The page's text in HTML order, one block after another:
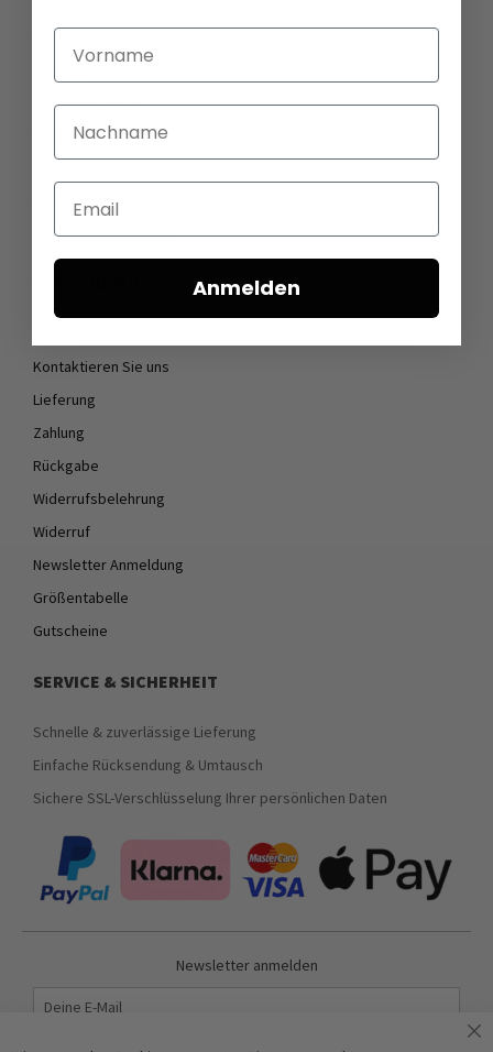
Über uns
Öffnungszeiten
Datenschutz
AGB
Cookie Einstellungen
Kontaktieren Sie uns
Lieferung
Zahlung
Rückgabe
Widerrufsbelehrung
Widerruf
Newsletter Anmeldung
Größentabelle
Gutscheine
SERVICE & SICHERHEIT
Schnelle & zuverlässige Lieferung
Einfache Rücksendung & Umtausch
Sichere SSL-Verschlüsselung Ihrer persönlichen Daten
Newsletter anmelden
Vorname
Nachname
Email
Anmelden